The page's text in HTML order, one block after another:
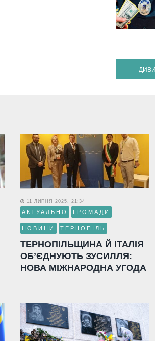
11 ЛИПНЯ 2025, 21:34
АКТУАЛЬНО ГРОМАДИ
НОВИНИ ТЕРНОПІЛЬ
ТЕРНОПІЛЬЩИНА Й ІТАЛІЯ
ОБ’ЄДНУЮТЬ ЗУСИЛЛЯ:
НОВА МІЖНАРОДНА УГОДА